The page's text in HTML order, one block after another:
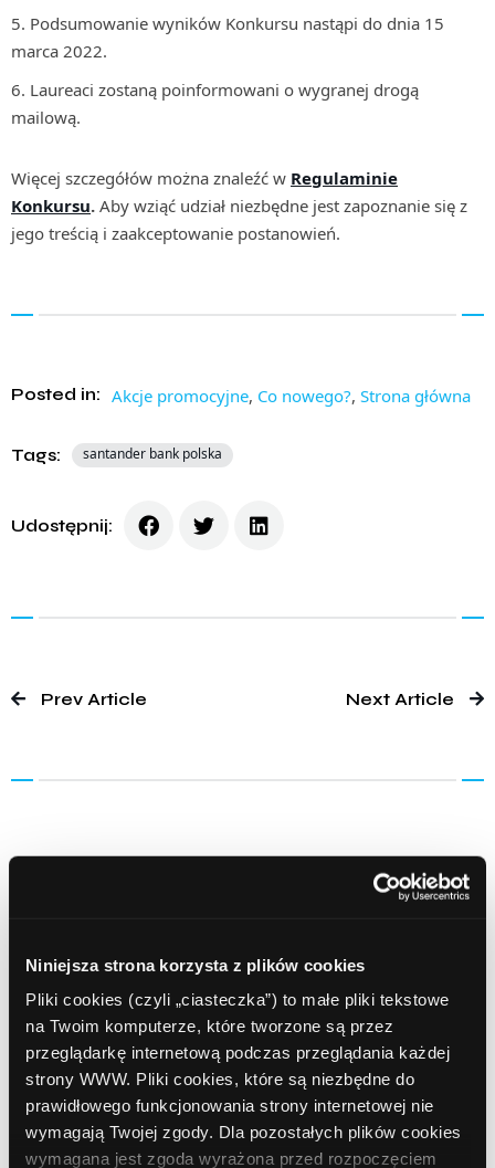
Niniejsza strona korzysta z plików cookies
Pliki cookies (czyli „ciasteczka”) to małe pliki tekstowe
na Twoim komputerze, które tworzone są przez
przeglądarkę internetową podczas przeglądania każdej
strony WWW. Pliki cookies, które są niezbędne do
prawidłowego funkcjonowania strony internetowej nie
wymagają Twojej zgody. Dla pozostałych plików cookies
wymagana jest zgoda wyrażona przed rozpoczęciem
Podsumowanie wyników Konkursu nastąpi do dnia 15
marca 2022.
Laureaci zostaną poinformowani o wygranej drogą
mailową.
Więcej szczegółów można znaleźć w Regulaminie
Konkursu. Aby wziąć udział niezbędne jest zapoznanie się z
jego treścią i zaakceptowanie postanowień.
Posted in: Akcje promocyjne, Co nowego?, Strona główna
Tags: santander bank polska
Udostępnij:
Prev Article Next Article
Leave a comment